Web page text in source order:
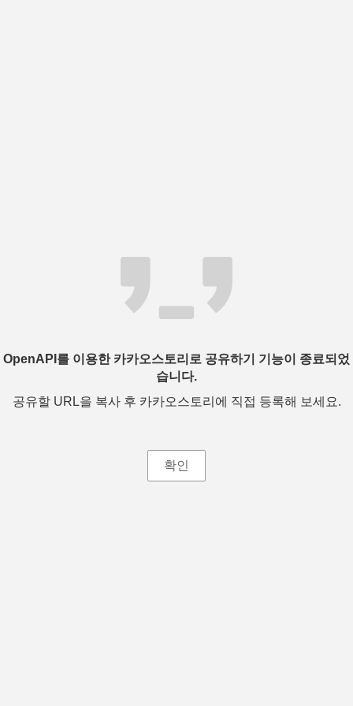
OpenAPI를 이용한 카카오스토리로 공유하기 기능이 종료되었
습니다.
공유할 URL을 복사 후 카카오스토리에 직접 등록해 보세요.
확인